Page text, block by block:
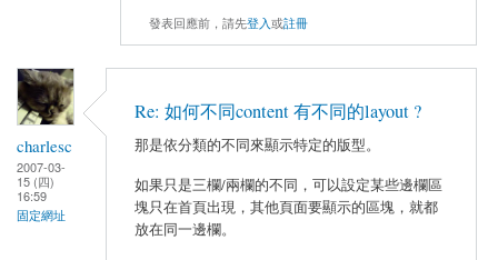
發表回應前，請先登入或註冊
charlesc
2007-03-
15 (四)
16:59
固定網址
Re: 如何不同content 有不同的layout ?
那是依分類的不同來顯示特定的版型。
如果只是三欄/兩欄的不同，可以設定某些邊欄區
塊只在首頁出現，其他頁面要顯示的區塊，就都
放在同一邊欄。